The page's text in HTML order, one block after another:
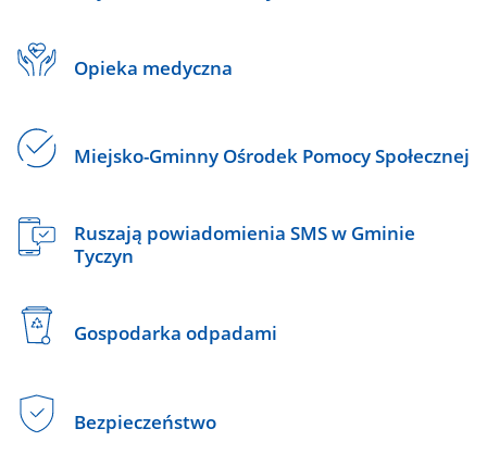
Opieka medyczna
Miejsko-Gminny Ośrodek Pomocy Społecznej
Ruszają powiadomienia SMS w Gminie
Tyczyn
Gospodarka odpadami
Bezpieczeństwo